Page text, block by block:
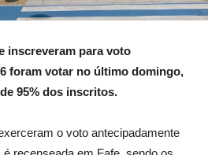
inscreveram para voto
foram votar no último domingo,
95% dos inscritos.
o voto antecipadamente